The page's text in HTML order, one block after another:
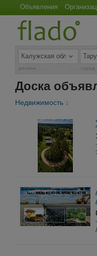
Объявления
регион город
Доска
Недвижимость 1